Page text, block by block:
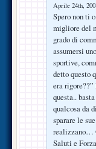
Aprile 24th,
Spero non ti
migliore del
grado di
assumersi
sportive,
detto questo
era
questa..
qualcosa da
sparare le
realizzano…
Saluti e